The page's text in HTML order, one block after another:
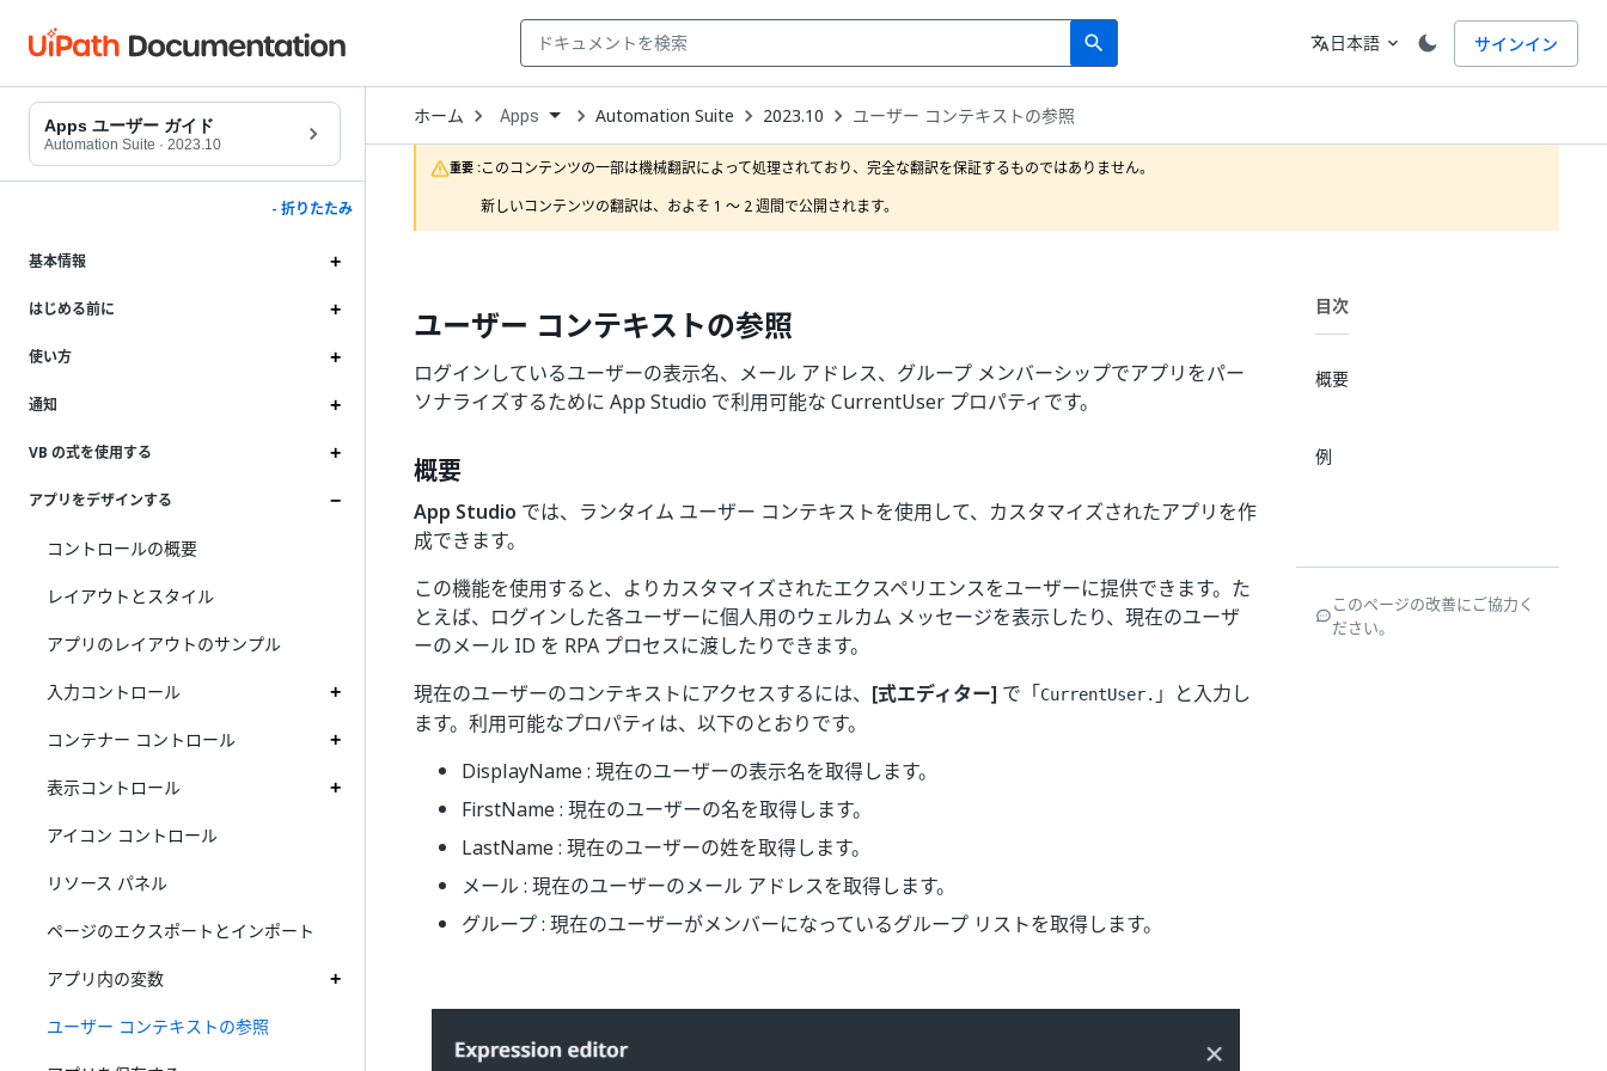
search
Search 言語
translate日本語 expand_more サインイン
Apps ユーザー ガイド
Automation Suite · 2023.10
- 折りたたみ
基本情報
はじめる前に
使い方
通知
VB の式を使用する
アプリをデザインする
コントロールの概要
レイアウトとスタイル
アプリのレイアウトのサンプル
入力コントロール
コンテナー コントロール
表示コントロール
アイコン コントロール
リソース パネル
ページのエクスポートとインポート
アプリ内の変数
ユーザー コンテキストの参照
ホーム Open
Dropdown
to
choose
product
Apps Automation Suite 2023.10 ユーザー コンテキストの参照
重要 :このコンテンツの一部は機械翻訳によって処理されており、完全な翻訳を保証するものではありません。
新しいコンテンツの翻訳は、およそ 1 ～ 2 週間で公開されます。
ユーザー コンテキストの参照
ログインしているユーザーの表示名、メール アドレス、グループ メンバーシップでアプリをパー
ソナライズするために App Studio で利用可能な CurrentUser プロパティです。
概要
App Studio では、ランタイム ユーザー コンテキストを使用して、カスタマイズされたアプリを作
成できます。
この機能を使用すると、よりカスタマイズされたエクスペリエンスをユーザーに提供できます。た
とえば、ログインした各ユーザーに個人用のウェルカム メッセージを表示したり、現在のユーザ
ーのメール ID を RPA プロセスに渡したりできます。
現在のユーザーのコンテキストにアクセスするには、 [式エディター] で「CurrentUser. 」と入力し
ます。利用可能なプロパティは、以下のとおりです。
DisplayName : 現在のユーザーの表示名を取得します。
FirstName : 現在のユーザーの名を取得します。
LastName : 現在のユーザーの姓を取得します。
メール : 現在のユーザーのメール アドレスを取得します。
グループ : 現在のユーザーがメンバーになっているグループ リストを取得します。
目次
概要
例
このページの改善にご協力く
ださい。